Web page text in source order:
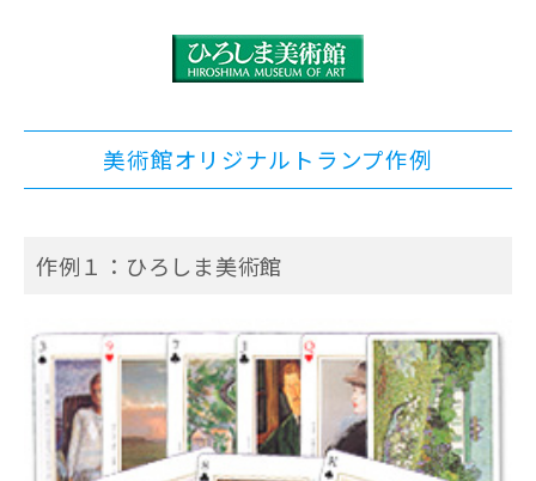
美術館オリジナルトランプ作例
作例１：ひろしま美術館